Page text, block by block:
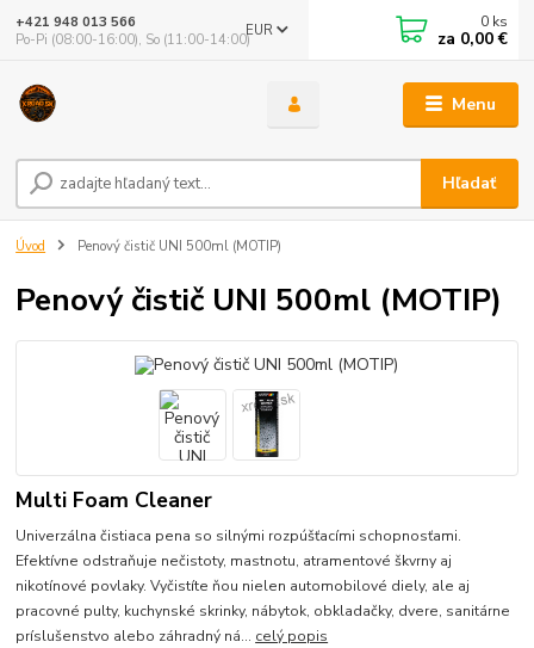
Menu
EUR
Hľadať
+421 948 013 566
Po-Pi (08:00-16:00), So (11:00-14:00)
0 ks
za 0,00 €
Úvod Penový čistič UNI 500ml (MOTIP)
Penový čistič UNI 500ml (MOTIP)
Multi Foam Cleaner
Univerzálna čistiaca pena so silnými rozpúšťacími schopnosťami.
Efektívne odstraňuje nečistoty, mastnotu, atramentové škvrny aj
nikotínové povlaky. Vyčistíte ňou nielen automobilové diely, ale aj
pracovné pulty, kuchynské skrinky, nábytok, obkladačky, dvere, sanitárne
príslušenstvo alebo záhradný ná... celý popis